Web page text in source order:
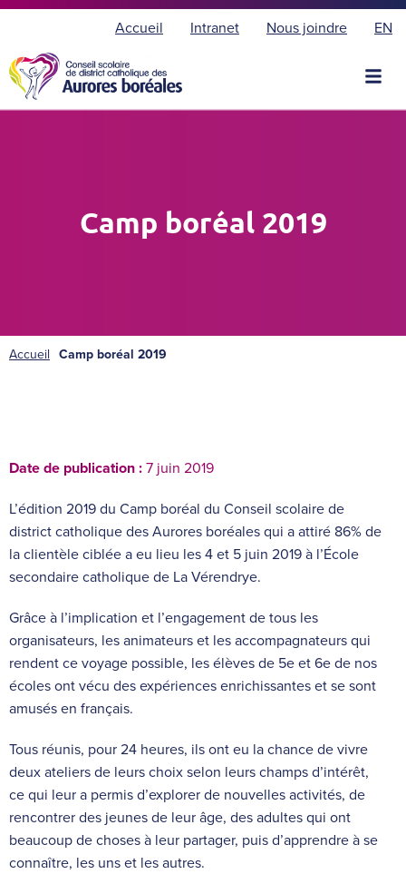
Accueil Intranet Nous joindre EN
i
Camp boréal 2019
Accueil Camp boréal 2019
Date de publication :7 juin 2019
L’édition 2019 du Camp boréal du Conseil scolaire de
district catholique des Aurores boréales qui a attiré 86% de
la clientèle ciblée a eu lieu les 4 et 5 juin 2019 à l’École
secondaire catholique de La Vérendrye.
Grâce à l’implication et l’engagement de tous les
organisateurs, les animateurs et les accompagnateurs qui
rendent ce voyage possible, les élèves de 5e et 6e de nos
écoles ont vécu des expériences enrichissantes et se sont
amusés en français.
Tous réunis, pour 24 heures, ils ont eu la chance de vivre
deux ateliers de leurs choix selon leurs champs d’intérêt,
ce qui leur a permis d’explorer de nouvelles activités, de
rencontrer des jeunes de leur âge, des adultes qui ont
beaucoup de choses à leur partager, puis d’apprendre à se
connaître, les uns et les autres.